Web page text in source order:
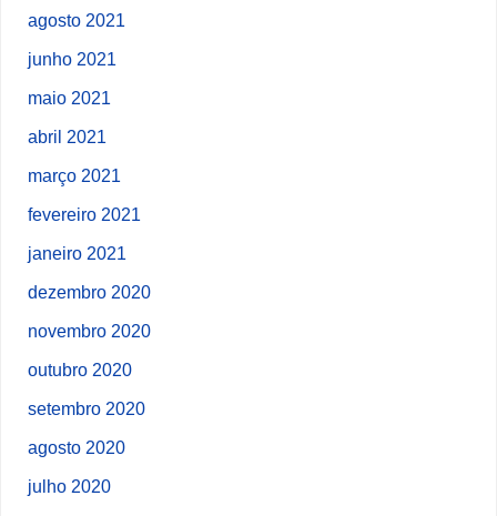
agosto 2021
junho 2021
maio 2021
abril 2021
março 2021
fevereiro 2021
janeiro 2021
dezembro 2020
novembro 2020
outubro 2020
setembro 2020
agosto 2020
julho 2020